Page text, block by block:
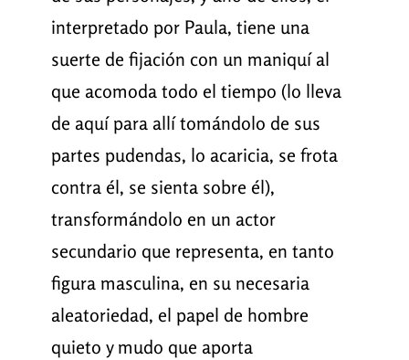
interpretado por Paula, tiene una
suerte de fijación con un maniquí al
que acomoda todo el tiempo (lo lleva
de aquí para allí tomándolo de sus
partes pudendas, lo acaricia, se frota
contra él, se sienta sobre él),
transformándolo en un actor
secundario que representa, en tanto
figura masculina, en su necesaria
aleatoriedad, el papel de hombre
quieto y mudo que aporta